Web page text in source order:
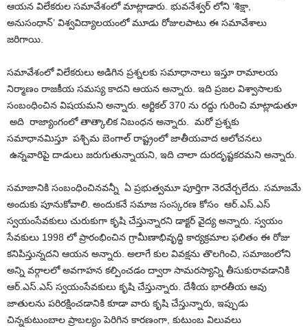
ఆయన విలేకరుల సమావేశంలో మాట్లాడారు. భువనేశ్వర్ లోని ‘శిక్షా,
అనుసంధాన్’ విశ్వవిద్యాలయంలో మూడు రోజులపాటు ఈ సమావేశాలు
జరిగాయి.
సమావేశంలో విలేకరులు అడిగిన ప్రశ్నలకు సమాధానాలు ఇస్తూ రామాలయ
నిర్మాణం రాజకీయ సమస్య కాదని ఆయన అన్నారు. ఇది ప్రజల విశ్వాసాలకు
సంబంధించిన విషయమని అన్నారు. ఆర్టికల్ 370 ను రద్దు గురించి మాట్లాడుతూ
అది రాజ్యాంగంలో తాత్కాలిక నిబంధన అన్నారు. మరో ప్రశ్నకు
సమాధానమిస్తూ పశ్చిమ బెంగాల్ రాష్ట్రంలో జాతీయవాద ఆలోచనలు
ఉన్నవారిపై దాడులు జరుగుతున్నాయని, ఇది చాలా దురదృష్టకరమని అన్నారు.
సమాజానికి సంబంధించినవన్నీ ఏ ప్రభుత్వమూ పూర్తిగా నెరవేర్చలేదు. సమాజమే
అందుకు పూనుకోవాలి. అందుకనే సమాజ సంస్కరణ కోసం ఆర్‌.ఎస్‌.ఎస్
స్వయంసేవకులు చురుకుగా కృషి చేస్తున్నారని డాక్టర్ వైద్య అన్నారు. స్వయం
సేవకులు 1998 లో ప్రారంభించిన గ్రామీణాభివృద్ధి కార్యక్రమాల ఫలితం ఈ రోజు
కనిపిస్తున్నదని ఆయన అన్నారు. అలాగే కుల వివక్షను తొలగించి, సమాజంలోని
అన్ని వర్గాలలో అవగాహన కల్పించడం ద్వారా సామరస్యాన్ని తీసుకురావడానికి
ఆర్‌.ఎస్‌.ఎస్ స్వయంసేవకులు కృషి చేస్తున్నారు. దేశీయ భారతీయ ఆవు
జాతులను పరిరక్షించడానికి కూడా వారు కృషి చేస్తున్నారు, ఇప్పుడు
చిన్నకుటుంబాల ప్రాబల్యం పెరిగిన కారణంగా, కుటుంబ విలువలు